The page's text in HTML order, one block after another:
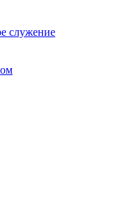
служение